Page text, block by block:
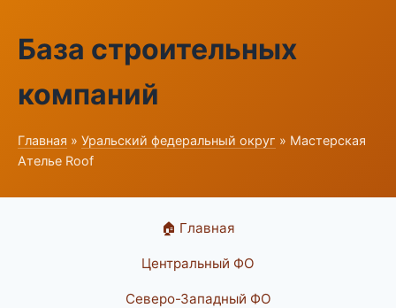
База строительных
компаний
Главная » Уральский федеральный округ » Мастерская
Ателье Roof
🏠 Главная
Центральный ФО
Северо-Западный ФО